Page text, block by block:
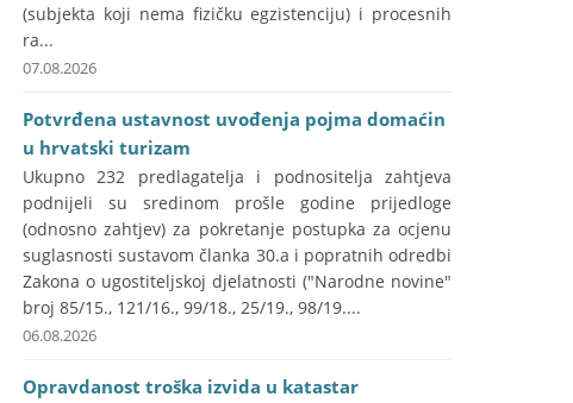
(subjekta koji nema fizičku egzistenciju) i procesnih
ra...
07.08.2026
Potvrđena ustavnost uvođenja pojma domaćin
u hrvatski turizam
Ukupno 232 predlagatelja i podnositelja zahtjeva
podnijeli su sredinom prošle godine prijedloge
(odnosno zahtjev) za pokretanje postupka za ocjenu
suglasnosti sustavom članka 30.a i popratnih odredbi
Zakona o ugostiteljskoj djelatnosti ("Narodne novine"
broj 85/15., 121/16., 99/18., 25/19., 98/19....
06.08.2026
Opravdanost troška izvida u katastar